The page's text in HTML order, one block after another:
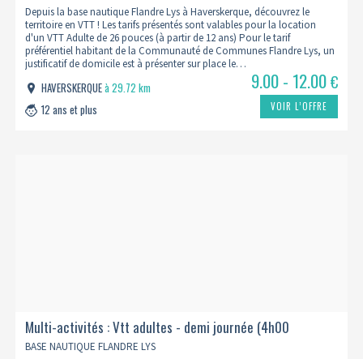
Depuis la base nautique Flandre Lys à Haverskerque, découvrez le
territoire en VTT ! Les tarifs présentés sont valables pour la location
d'un VTT Adulte de 26 pouces (à partir de 12 ans) Pour le tarif
préférentiel habitant de la Communauté de Communes Flandre Lys, un
justificatif de domicile est à présenter sur place le…
HAVERSKERQUEà 29.72 km
12 ans et plus
9.00 - 12.00€
VOIR L’OFFRE
Multi-activités : Vtt adultes - demi journée (4h00
d'activité)
BASE NAUTIQUE FLANDRE LYS